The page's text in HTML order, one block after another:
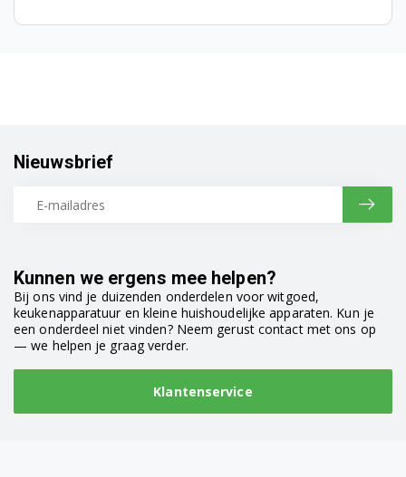
WMB71031PTM 7179581300
WMB71032PTMX 7179781200
WMB71231 7178582700
WMB71232M 7179382000
WMB71410M 7107441700
Kunnen we ergens mee helpen?
Bij ons vind je duizenden onderdelen voor witgoed,
keukenapparatuur en kleine huishoudelijke apparaten. Kun je
een onderdeel niet vinden? Neem gerust contact met ons op
— we helpen je graag verder.
Klantenservice
Nieuwsbrief